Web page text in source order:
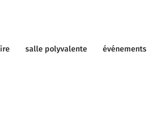
salle polyvalente événements